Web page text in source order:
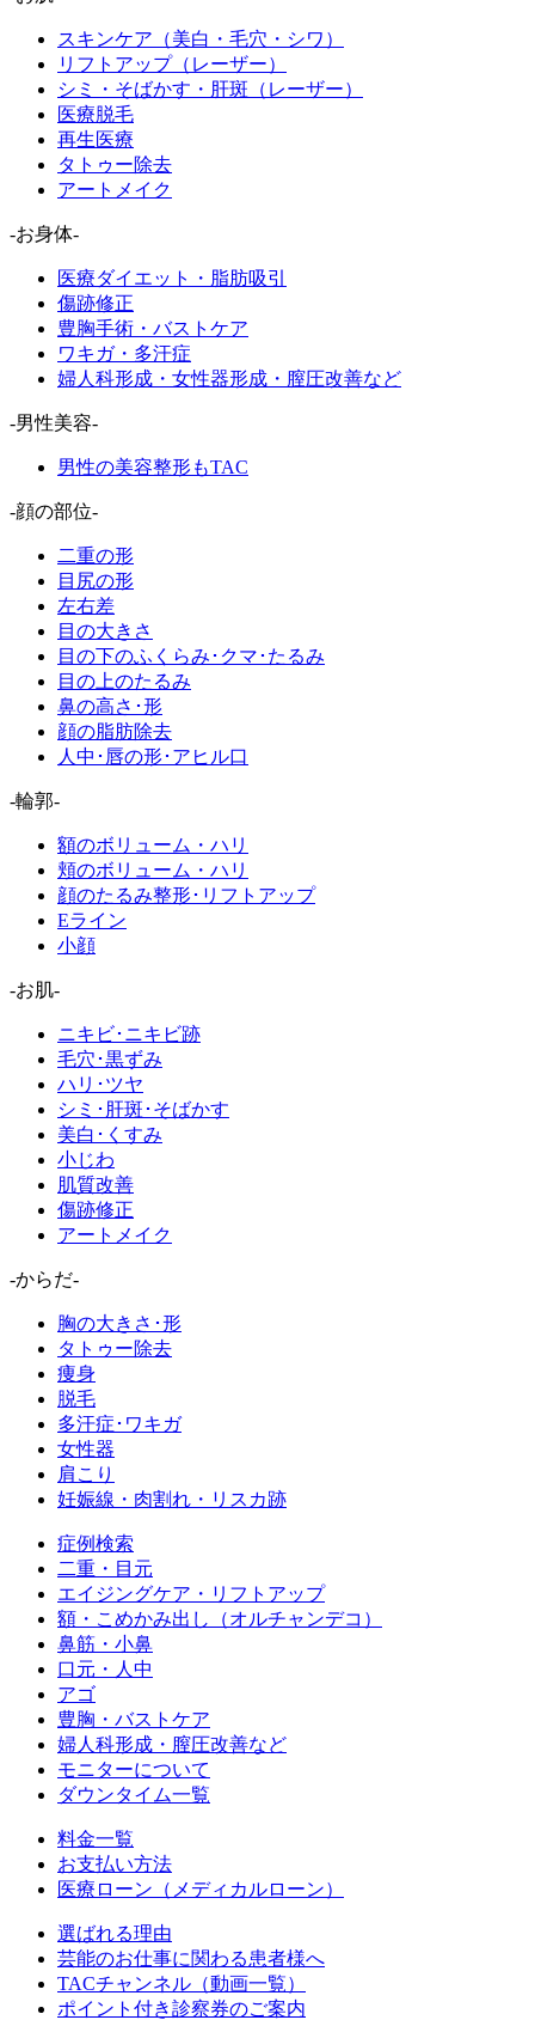
スキンケア（美白・毛穴・シワ）
リフトアップ（レーザー）
シミ・そばかす・肝斑（レーザー）
医療脱毛
再生医療
タトゥー除去
アートメイク
-お身体-
医療ダイエット・脂肪吸引
傷跡修正
豊胸手術・バストケア
ワキガ・多汗症
婦人科形成・女性器形成・膣圧改善など
-男性美容-
男性の美容整形もTAC
-顔の部位-
二重の形
目尻の形
左右差
目の大きさ
目の下のふくらみ･クマ･たるみ
目の上のたるみ
鼻の高さ･形
顔の脂肪除去
人中･唇の形･アヒル口
-輪郭-
額のボリューム・ハリ
頬のボリューム・ハリ
顔のたるみ整形･リフトアップ
Eライン
小顔
-お肌-
ニキビ･ニキビ跡
毛穴･黒ずみ
ハリ･ツヤ
シミ･肝斑･そばかす
美白･くすみ
小じわ
肌質改善
傷跡修正
アートメイク
-からだ-
胸の大きさ･形
タトゥー除去
痩身
脱毛
多汗症･ワキガ
女性器
肩こり
妊娠線・肉割れ・リスカ跡
症例検索
二重・目元
エイジングケア・リフトアップ
額・こめかみ出し（オルチャンデコ）
鼻筋・小鼻
口元・人中
アゴ
豊胸・バストケア
婦人科形成・膣圧改善など
モニターについて
ダウンタイム一覧
料金一覧
お支払い方法
医療ローン（メディカルローン）
選ばれる理由
芸能のお仕事に関わる患者様へ
TACチャンネル（動画一覧）
ポイント付き診察券のご案内